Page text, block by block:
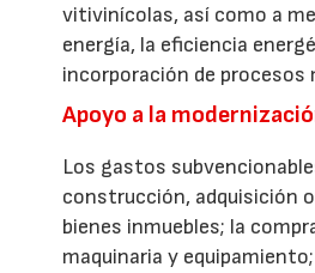
vitivinícolas, así como a
energía, la eficiencia
incorporación de procesos
Apoyo a la
Los gastos
construcción, adquisición
bienes inmuebles; la
maquinaria y